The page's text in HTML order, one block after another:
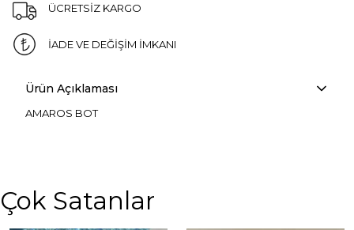
ÜCRETSİZ KARGO
İADE VE DEĞİŞİM İMKANI
Ürün Açıklaması
AMAROS BOT
Çok Satanlar